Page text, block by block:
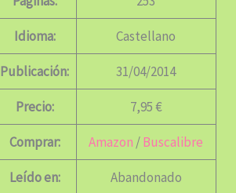
Idioma: Castellano
Publicación: 31/04/2014
Precio: 7,95 €
Comprar: Amazon /Buscalibre
Leído en: Abandonado